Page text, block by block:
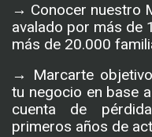
→ Conocer nuestro
avalado por más de
más de 20.000
→ Marcarte
tu negocio en base
cuenta de
primeros años de